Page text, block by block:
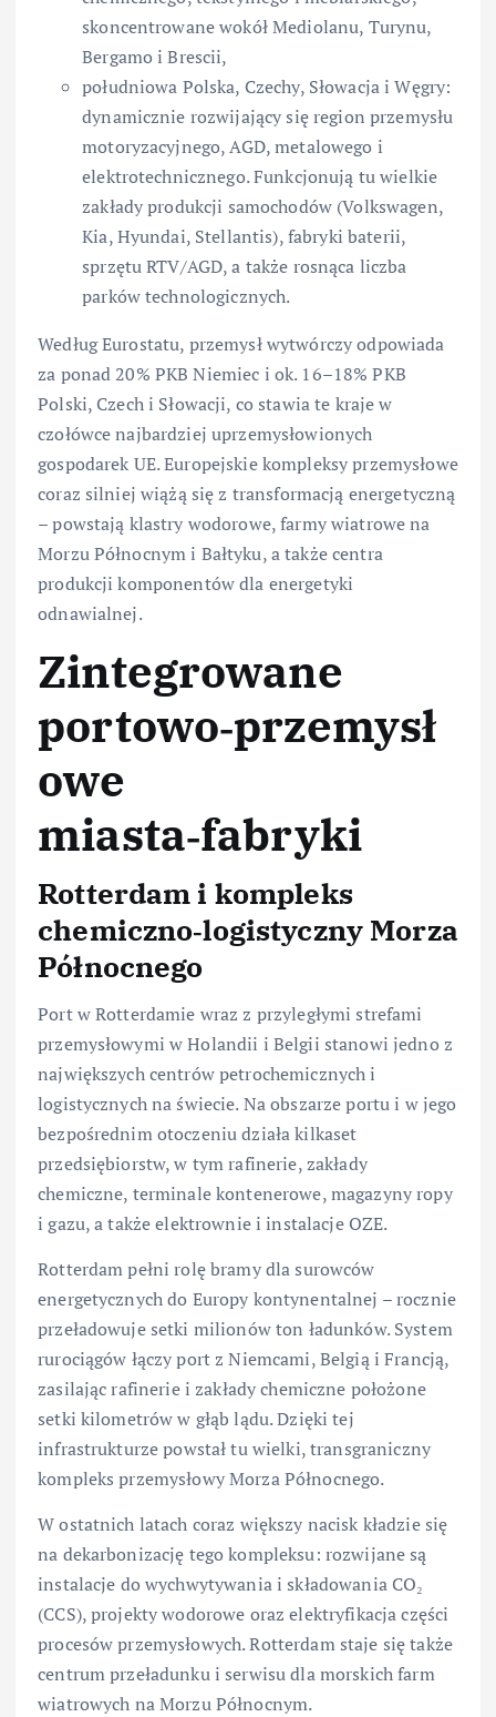
skoncentrowane wokół Mediolanu, Turynu,
Bergamo i Brescii,
południowa Polska, Czechy, Słowacja i Węgry:
dynamicznie rozwijający się region przemysłu
motoryzacyjnego, AGD, metalowego i
elektrotechnicznego. Funkcjonują tu wielkie
zakłady produkcji samochodów (Volkswagen,
Kia, Hyundai, Stellantis), fabryki baterii,
sprzętu RTV/AGD, a także rosnąca liczba
parków technologicznych.
Według Eurostatu, przemysł wytwórczy odpowiada
za ponad 20% PKB Niemiec i ok. 16–18% PKB
Polski, Czech i Słowacji, co stawia te kraje w
czołówce najbardziej uprzemysłowionych
gospodarek UE. Europejskie kompleksy przemysłowe
coraz silniej wiążą się z transformacją energetyczną
– powstają klastry wodorowe, farmy wiatrowe na
Morzu Północnym i Bałtyku, a także centra
produkcji komponentów dla energetyki
odnawialnej.
Zintegrowane
portowo‑przemysł
owe
miasta‑fabryki
Rotterdam i kompleks
chemiczno‑logistyczny Morza
Północnego
Port w Rotterdamie wraz z przyległymi strefami
przemysłowymi w Holandii i Belgii stanowi jedno z
największych centrów petrochemicznych i
logistycznych na świecie. Na obszarze portu i w jego
bezpośrednim otoczeniu działa kilkaset
przedsiębiorstw, w tym rafinerie, zakłady
chemiczne, terminale kontenerowe, magazyny ropy
i gazu, a także elektrownie i instalacje OZE.
Rotterdam pełni rolę bramy dla surowców
energetycznych do Europy kontynentalnej – rocznie
przeładowuje setki milionów ton ładunków. System
rurociągów łączy port z Niemcami, Belgią i Francją,
zasilając rafinerie i zakłady chemiczne położone
setki kilometrów w głąb lądu. Dzięki tej
infrastrukturze powstał tu wielki, transgraniczny
kompleks przemysłowy Morza Północnego.
W ostatnich latach coraz większy nacisk kładzie się
na dekarbonizację tego kompleksu: rozwijane są
instalacje do wychwytywania i składowania CO₂
(CCS), projekty wodorowe oraz elektryfikacja części
procesów przemysłowych. Rotterdam staje się także
centrum przeładunku i serwisu dla morskich farm
wiatrowych na Morzu Północnym.